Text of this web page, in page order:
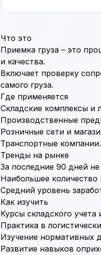
Что это
Приемка груза – это
и качества.
Включает проверку
самого груза.
Где применяется
Складские комплексы и
Производственные
Розничные сети и
Транспортные компании.
Тренды на рынке
За последние 90 дней
Наибольшее
Средний уровень
Как изучить
Курсы складского учета
Практика в
Изучение нормативных
Развитие навыков